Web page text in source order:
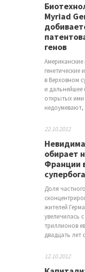
Myriad
генов
генетические
в Верховном
и дальнейшее
открытых ими
22.10.2012
обирает
Франции
Доля
жителей
увеличилась
триллионов
двадцать лет
12.10.2012